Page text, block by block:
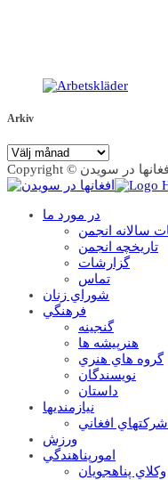
Arkiv
Arkiv
در مورد ما
سالانه انجمن
تاریخچه انجمن
گزارشات
تماس
شوراي زنان
فرهنگي
گنجينه
هنرپيشه ها
گروه هاي هنري
نويسندگان
داستان
نيازمنديها
شرکتهاي افغاني
ورزش
امورپناهندگي
وکلاي پناهجويان